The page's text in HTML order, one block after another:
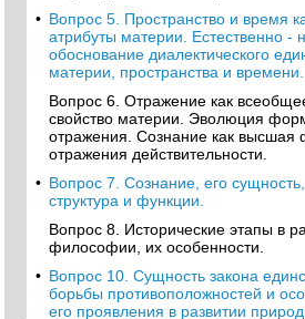
• Вопрос 5. Пространство и время
атрибуты материи. Естественно -
обоснование диалектического
материи, пространства и времени.
Вопрос 6. Отражение как
свойство материи. Эволюция
отражения. Сознание как высшая
отражения действительности.
• Вопрос 7. Сознание, его сущность,
структура и функции.
Вопрос 8. Исторические этапы в
философии, их особенности.
• Вопрос 10. Сущность закона
борьбы противоположностей и
его проявления в развитии